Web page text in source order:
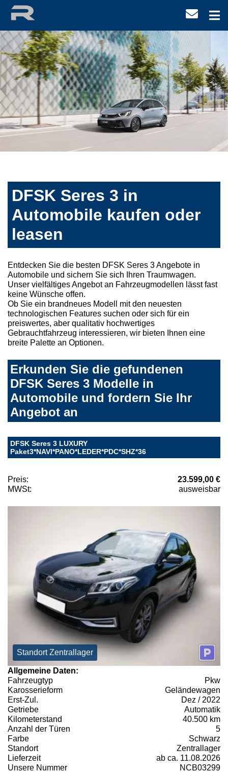
DFSK Seres 3 in
Automobile kaufen oder
leasen
Entdecken Sie die besten DFSK Seres 3 Angebote in
Automobile und sichern Sie sich Ihren Traumwagen.
Unser vielfältiges Angebot an Fahrzeugmodellen lässt fast
keine Wünsche offen.
Ob Sie ein brandneues Modell mit den neuesten
technologischen Features suchen oder sich für ein
preiswertes, aber qualitativ hochwertiges
Gebrauchtfahrzeug interessieren, wir bieten Ihnen eine
breite Palette an Optionen.
Erkunden Sie die gefundenen
DFSK Seres 3 Modelle in
Automobile und fordern Sie Ihr
Angebot an
DFSK Seres 3 LUXURY
Paket3*NAVI*PANO*LEDER*PDC*SHZ*36
Preis:
23.599,00 €
MWSt:
ausweisbar
Standort Zentrallager
Allgemeine Daten:
Fahrzeugtyp
Pkw
Karosserieform
Geländewagen
Erst-Zul.
Dez / 2022
Getriebe
Automatik
Kilometerstand
40.500 km
Anzahl der Türen
5
Farbe
Schwarz
Standort
Zentrallager
Lieferzeit
ab ca. 11.08.2026
Unsere Nummer
NCB03299